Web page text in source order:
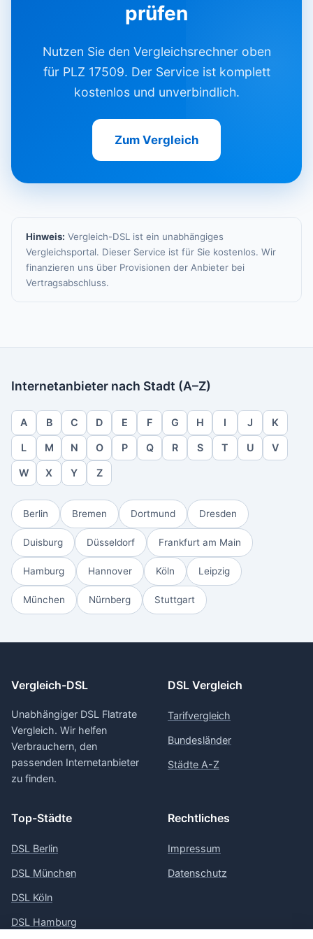
prüfen
Nutzen Sie den Vergleichsrechner oben
für PLZ 17509. Der Service ist komplett
kostenlos und unverbindlich.
Zum Vergleich
Hinweis: Vergleich-DSL ist ein unabhängiges
Vergleichsportal. Dieser Service ist für Sie kostenlos. Wir
finanzieren uns über Provisionen der Anbieter bei
Vertragsabschluss.
Internetanbieter nach Stadt (A–Z)
A B C D E F G H I J K
L M N O P Q R S T U V
W X Y Z
Berlin Bremen Dortmund Dresden
Duisburg Düsseldorf Frankfurt am Main
Hamburg Hannover Köln Leipzig
München Nürnberg Stuttgart
Vergleich-DSL
Unabhängiger DSL Flatrate
Vergleich. Wir helfen
Verbrauchern, den
passenden Internetanbieter
zu finden.
DSL Vergleich
Tarifvergleich
Bundesländer
Städte A-Z
Top-Städte
DSL Berlin
DSL München
DSL Köln
DSL Hamburg
Rechtliches
Impressum
Datenschutz